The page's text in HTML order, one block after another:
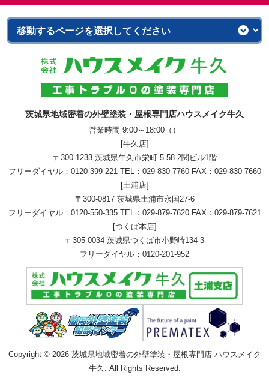
茨城県地域密着の外壁塗装・屋根専門店ハウスメイク牛久
営業時間 9:00～18:00（）
[牛久店]
〒300-1233 茨城県牛久市栄町 5-58-2関ビル1階
フリーダイヤル： 0120-399-221TEL： 029-830-7760FAX：029-830-7660
[土浦店]
〒300-0817 茨城県土浦市永国27-6
フリーダイヤル： 0120-550-335TEL： 029-879-7620FAX：029-879-7621
[つくば本店]
〒305-0034 茨城県つくば市小野崎134-3
フリーダイヤル： 0120-201-952
Copyright © 2026 茨城県地域密着の外壁塗装・屋根専門店 ハウスメイク
牛久. All Rights Reserved.